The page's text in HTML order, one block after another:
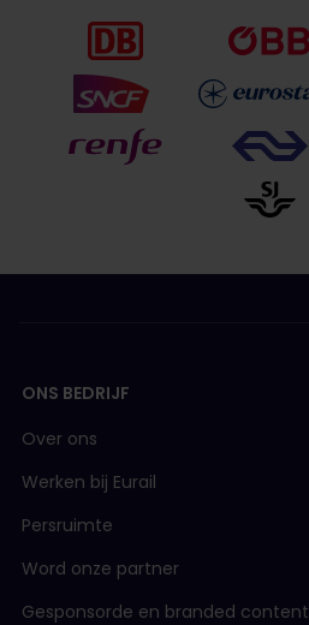
ONS BEDRIJF
Over ons
Werken bij Eurail
Persruimte
Word onze partner
Gesponsorde en branded content